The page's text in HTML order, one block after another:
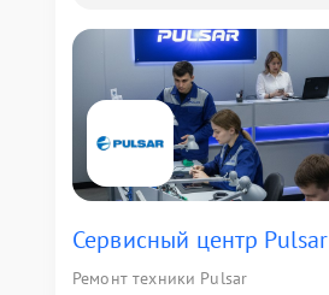
Сервисный центр Pulsar
Ремонт техники Pulsar